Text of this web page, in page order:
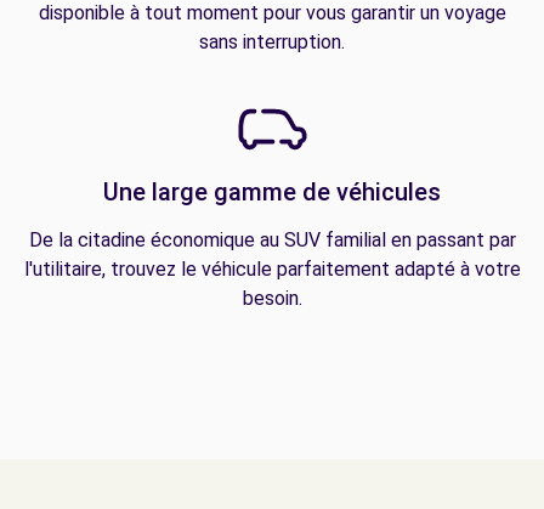
disponible à tout moment pour vous garantir un voyage
sans interruption.
Une large gamme de véhicules
De la citadine économique au SUV familial en passant par
l'utilitaire, trouvez le véhicule parfaitement adapté à votre
besoin.